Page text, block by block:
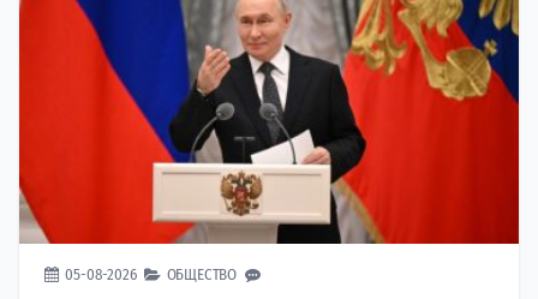
05-08-2026 ОБЩЕСТВО